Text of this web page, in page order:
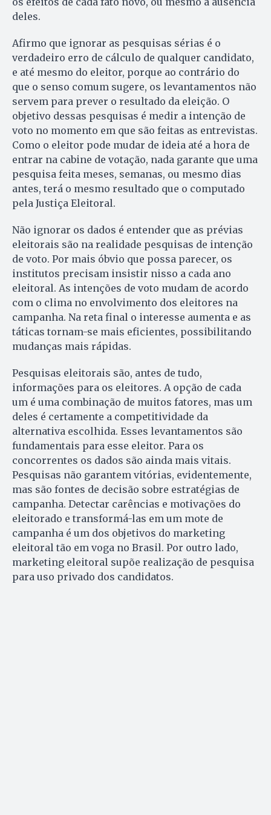
deles.
Afirmo que ignorar as pesquisas sérias é o
verdadeiro erro de cálculo de qualquer candidato,
e até mesmo do eleitor, porque ao contrário do
que o senso comum sugere, os levantamentos não
servem para prever o resultado da eleição. O
objetivo dessas pesquisas é medir a intenção de
voto no momento em que são feitas as entrevistas.
Como o eleitor pode mudar de ideia até a hora de
entrar na cabine de votação, nada garante que uma
pesquisa feita meses, semanas, ou mesmo dias
antes, terá o mesmo resultado que o computado
pela Justiça Eleitoral.
Não ignorar os dados é entender que as prévias
eleitorais são na realidade pesquisas de intenção
de voto. Por mais óbvio que possa parecer, os
institutos precisam insistir nisso a cada ano
eleitoral. As intenções de voto mudam de acordo
com o clima no envolvimento dos eleitores na
campanha. Na reta final o interesse aumenta e as
táticas tornam-se mais eficientes, possibilitando
mudanças mais rápidas.
Pesquisas eleitorais são, antes de tudo,
informações para os eleitores. A opção de cada
um é uma combinação de muitos fatores, mas um
deles é certamente a competitividade da
alternativa escolhida. Esses levantamentos são
fundamentais para esse eleitor. Para os
concorrentes os dados são ainda mais vitais.
Pesquisas não garantem vitórias, evidentemente,
mas são fontes de decisão sobre estratégias de
campanha. Detectar carências e motivações do
eleitorado e transformá-las em um mote de
campanha é um dos objetivos do marketing
eleitoral tão em voga no Brasil. Por outro lado,
marketing eleitoral supõe realização de pesquisa
para uso privado dos candidatos.